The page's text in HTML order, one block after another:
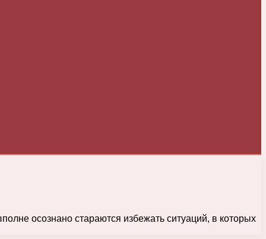
осознано стараются избежать ситуаций, в которых